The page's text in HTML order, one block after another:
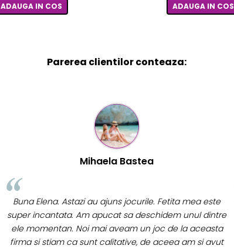
ADAUGA IN COS ADAUGA IN COS
Parerea clientilor conteaza:
Flory Mihaescu
Placa a fost super-apreciata de cei mici, la petrecere,
poate fi folosita de 2 copii in același timp, se legănau
și se urcau impreuna. Celui mic ii place foarte mult și
nu ma gandeam ca o poate folosi în atâtea moduri: